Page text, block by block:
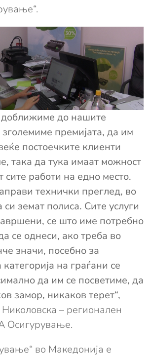
доближиме до нашите
зголемиме премијата, да им
постоечките клиенти
така да тука имаат можност
сите работи на едно место.
технички преглед, во
земат полиса. Сите услуги
се што име потребно
се однеси, ако треба во
значи, посебно за
на граѓани се
да им се посветиме, да
замор, никаков терет“,
– регионален
Осигурување.
во Македонија е